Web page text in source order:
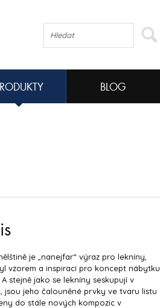
BLOG
je „nanejfar“ výraz pro lekníny,
vzorem a inspirací pro koncept nábytku
stejně jako se lekníny seskupují v
jsou jeho čalouněné prvky ve tvaru listu
do stále nových kompozic v